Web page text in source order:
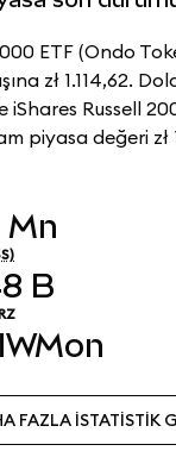
ETF (Ondo
zł 1.114,62.
iShares Russell
piyasa değeri zł
Mn
B
IWMon
FAZLA İSTATİSTİK